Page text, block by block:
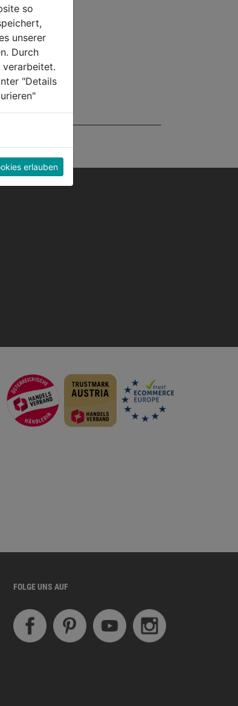
FOLGE UNS AUF
so
unserer
Durch
verarbeitet.
"Details
erlauben